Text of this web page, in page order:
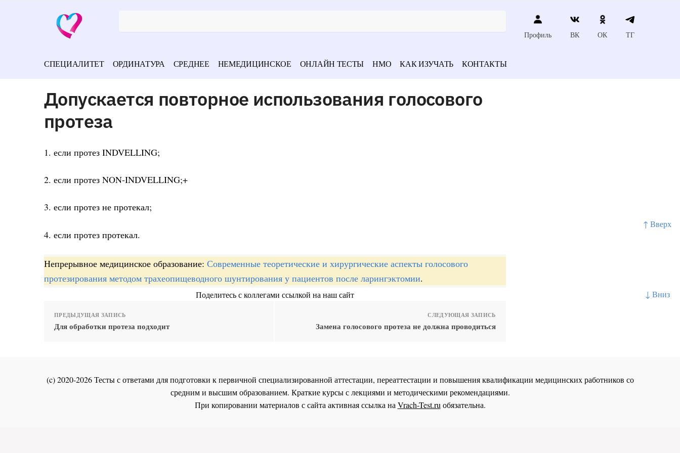
↑ Вверх
↓ Вниз
Профиль ВК ОК ТГ
СПЕЦИАЛИТЕТ ОРДИНАТУРА СРЕДНЕЕ НЕМЕДИЦИНСКОЕ ОНЛАЙН ТЕСТЫ НМО КАК ИЗУЧАТЬ КОНТАКТЫ
Допускается повторное использования голосового
протеза
1. если протез INDVELLING;
2. если протез NON-INDVELLING;+
3. если протез не протекал;
4. если протез протекал.
Непрерывное медицинское образование: Современные теоретические и хирургические аспекты голосового
протезирования методом трахеопищеводного шунтирования у пациентов после ларингэктомии.
Поделитесь с коллегами ссылкой на наш сайт
ПРЕДЫДУЩАЯ ЗАПИСЬ
Для обработки протеза подходит
СЛЕДУЮЩАЯ ЗАПИСЬ
Замена голосового протеза не должна проводиться
(c) 2020-2026 Тесты с ответами для подготовки к первичной специализированной аттестации, переаттестации и повышения квалификации медицинских работников со
средним и высшим образованием. Краткие курсы с лекциями и методическими рекомендациями.
При копировании материалов с сайта активная ссылка наVrach-Test.ruобязательна.